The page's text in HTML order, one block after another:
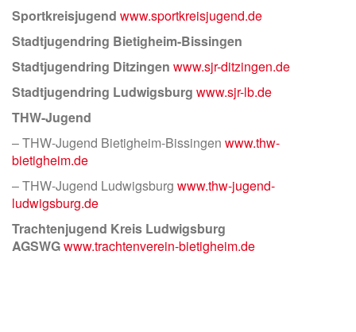
Sportkreisjugend www.sportkreisjugend.de
Stadtjugendring Bietigheim-Bissingen
Stadtjugendring Ditzingen www.sjr-ditzingen.de
Stadtjugendring Ludwigsburg www.sjr-lb.de
THW-Jugend
– THW-Jugend Bietigheim-Bissingen www.thw-
bietigheim.de
– THW-Jugend Ludwigsburg www.thw-jugend-
ludwigsburg.de
Trachtenjugend Kreis Ludwigsburg
AGSWGwww.trachtenverein-bietigheim.de